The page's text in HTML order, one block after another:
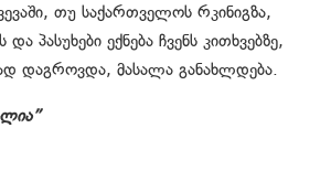
თუ საქართველოს რკინიგზა,
პასუხები ექნება ჩვენს კითხვებზე,
დაგროვდა, მასალა განახლდება.